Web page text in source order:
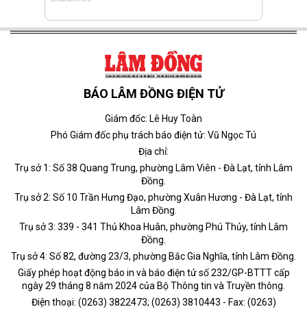
BÁO LÂM ĐỒNG ĐIỆN TỬ
Giám đốc: Lê Huy Toàn
Phó Giám đốc phụ trách báo điện tử: Vũ Ngọc Tú
Địa chỉ:
Trụ sở 1: Số 38 Quang Trung, phường Lâm Viên - Đà Lạt, tỉnh Lâm
Đồng.
Trụ sở 2: Số 10 Trần Hưng Đạo, phường Xuân Hương - Đà Lạt, tỉnh
Lâm Đồng.
Trụ sở 3: 339 - 341 Thủ Khoa Huân, phường Phú Thủy, tỉnh Lâm
Đồng.
Trụ sở 4: Số 82, đường 23/3, phường Bắc Gia Nghĩa, tỉnh Lâm Đồng.
Giấy phép hoạt động báo in và báo điện tử số 232/GP-BTTT cấp
ngày 29 tháng 8 năm 2024 của Bộ Thông tin và Truyền thông.
Điện thoại: (0263) 3822473; (0263) 3810443 - Fax: (0263)